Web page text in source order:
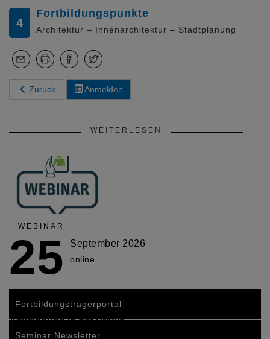
4
Fortbildungspunkte
Architektur – Innenarchitektur – Stadtplanung
Zurück Anmelden
WEITERLESEN
WEBINAR
25 September 2026
online
Gebäudemodernisierungsgesetz (GModG) –
Anwendung in der Praxis
Fortbildungsträgerportal
Seminar Newsletter